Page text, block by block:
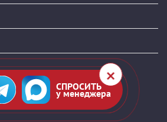
СПРОСИТЬ
у менеджера